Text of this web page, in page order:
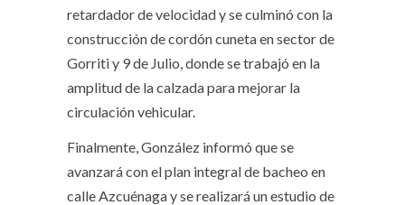
retardador de velocidad y se culminó con la
construcción de cordón cuneta en sector de
Gorriti y 9 de Julio, donde se trabajó en la
amplitud de la calzada para mejorar la
circulación vehicular.
Finalmente, González informó que se
avanzará con el plan integral de bacheo en
calle Azcuénaga y se realizará un estudio de